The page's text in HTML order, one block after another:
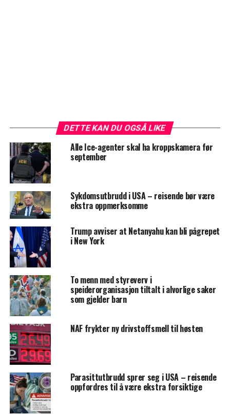
DETTE KAN DU OGSÅ LIKE
Alle Ice-agenter skal ha kroppskamera før
september
Sykdomsutbrudd i USA – reisende bør være
ekstra oppmerksomme
Trump avviser at Netanyahu kan bli pågrepet
i New York
To menn med styreverv i
speiderorganisasjon tiltalt i alvorlige saker
som gjelder barn
NAF frykter ny drivstoffsmell til høsten
Parasittutbrudd sprer seg i USA – reisende
oppfordres til å være ekstra forsiktige